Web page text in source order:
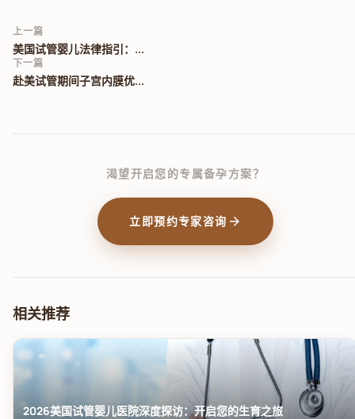
上一篇
美国试管婴儿法律指引：...
下一篇
赴美试管期间子宫内膜优...
渴望开启您的专属备孕方案？
立即预约专家咨询 arrow_forward
相关推荐
2026美国试管婴儿医院深度探访：开启您的生育之旅